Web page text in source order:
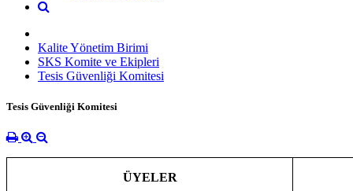
Kalite Yönetim Birimi
SKS Komite ve Ekipleri
Tesis Güvenliği Komitesi
Tesis Güvenliği Komitesi
ÜYELER